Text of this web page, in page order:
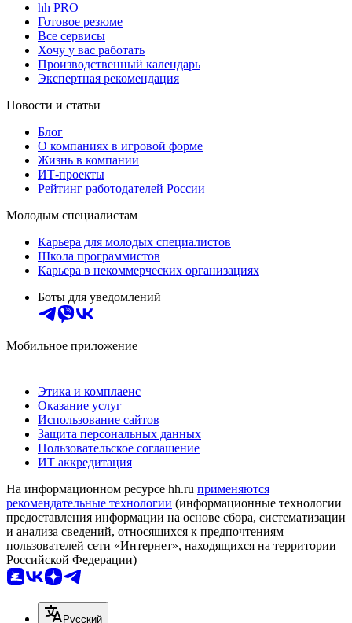
hh PRO
Готовое резюме
Все сервисы
Хочу у вас работать
Производственный календарь
Экспертная рекомендация
Новости и статьи
Блог
О компаниях в игровой форме
Жизнь в компании
ИТ-проекты
Рейтинг работодателей России
Молодым специалистам
Карьера для молодых специалистов
Школа программистов
Карьера в некоммерческих организациях
Боты для уведомлений
Мобильное приложение
Этика и комплаенс
Оказание услуг
Использование сайтов
Защита персональных данных
Пользовательское соглашение
ИТ аккредитация
На информационном ресурсе hh.ru применяются
рекомендательные технологии (информационные технологии
предоставления информации на основе сбора, систематизации
и анализа сведений, относящихся к предпочтениям
пользователей сети «Интернет», находящихся на территории
Российской Федерации)
Русский